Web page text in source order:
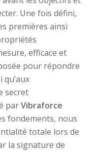
Une fois défini,
premières ainsi
efficace et
pour répondre
secret
parVibraforce
fondements, nous
totale lors de
la signature de